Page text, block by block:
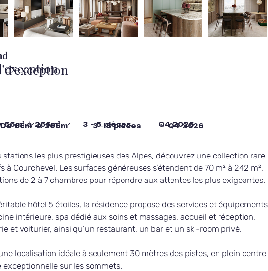
66m² à 266m² 3 - 8 pièces Q4 2026
les plus prestigieuses des Alpes, découvrez une collection rare
Courchevel. Les surfaces généreuses s’étendent de 70 m² à 242 m²,
de 2 à 7 chambres pour répondre aux attentes les plus exigeantes.
hôtel 5 étoiles, la résidence propose des services et équipements
intérieure, spa dédié aux soins et massages, accueil et réception,
voiturier, ainsi qu’un restaurant, un bar et un ski-room privé.
localisation idéale à seulement 30 mètres des pistes, en plein centre
sur les sommets.
De 66m² à 266m² 3 - 8 pièces Q4 2026
les plus prestigieuses des Alpes, découvrez une collection rare
à Courchevel. Les surfaces généreuses s’étendent de 70 m² à 242 m²,
de 2 à 7 chambres pour répondre aux attentes les plus exigeantes.
hôtel 5 étoiles, la résidence propose des services et équipements
intérieure, spa dédié aux soins et massages, accueil et réception,
et voiturier, ainsi qu’un restaurant, un bar et un ski-room privé.
localisation idéale à seulement 30 mètres des pistes, en plein centre
exceptionnelle sur les sommets.